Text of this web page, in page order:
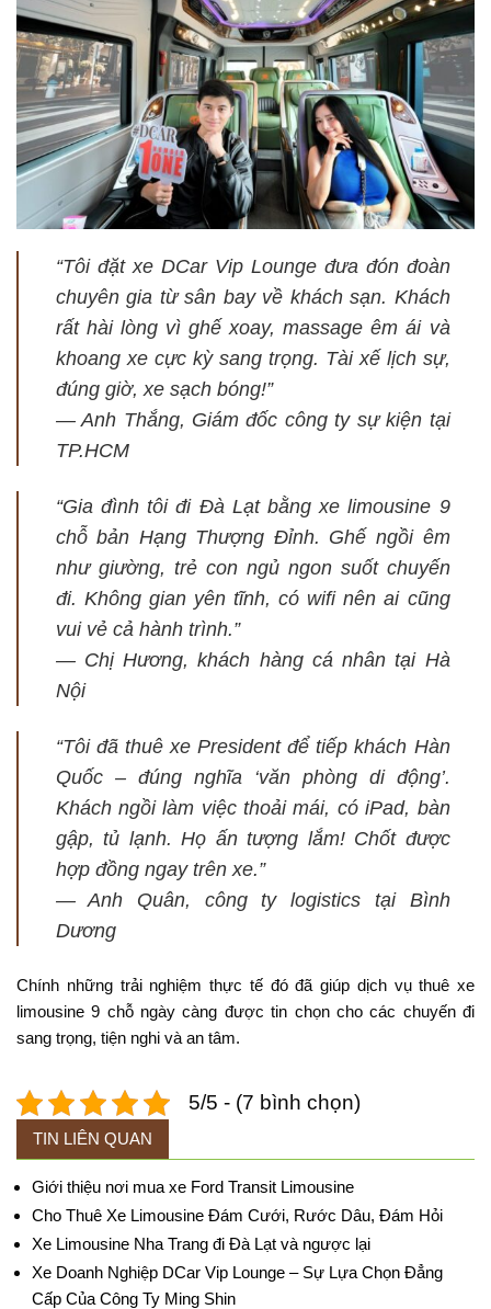
“Tôi đặt xe DCar Vip Lounge đưa đón đoàn
chuyên gia từ sân bay về khách sạn. Khách
rất hài lòng vì ghế xoay, massage êm ái và
khoang xe cực kỳ sang trọng. Tài xế lịch sự,
đúng giờ, xe sạch bóng!”
—Anh Thắng, Giám đốc công ty sự kiện tại
TP.HCM
“Gia đình tôi đi Đà Lạt bằng xe limousine 9
chỗ bản Hạng Thượng Đỉnh. Ghế ngồi êm
như giường, trẻ con ngủ ngon suốt chuyến
đi. Không gian yên tĩnh, có wifi nên ai cũng
vui vẻ cả hành trình.”
— Chị Hương, khách hàng cá nhân tại Hà
Nội
“Tôi đã thuê xe President để tiếp khách Hàn
Quốc – đúng nghĩa ‘văn phòng di động’.
Khách ngồi làm việc thoải mái, có iPad, bàn
gập, tủ lạnh. Họ ấn tượng lắm! Chốt được
hợp đồng ngay trên xe.”
—Anh Quân, công ty logistics tại Bình
Dương
Chính những trải nghiệm thực tế đó đã giúp dịch vụ thuê xe
limousine 9 chỗ ngày càng được tin chọn cho các chuyến đi
sang trọng, tiện nghi và an tâm.
5/5 - (7 bình chọn)
TIN LIÊN QUAN
Giới thiệu nơi mua xe Ford Transit Limousine
Cho Thuê Xe Limousine Đám Cưới, Rước Dâu, Đám Hỏi
Xe Limousine Nha Trang đi Đà Lạt và ngược lại
Xe Doanh Nghiệp DCar Vip Lounge – Sự Lựa Chọn Đẳng
Cấp Của Công Ty Ming Shin